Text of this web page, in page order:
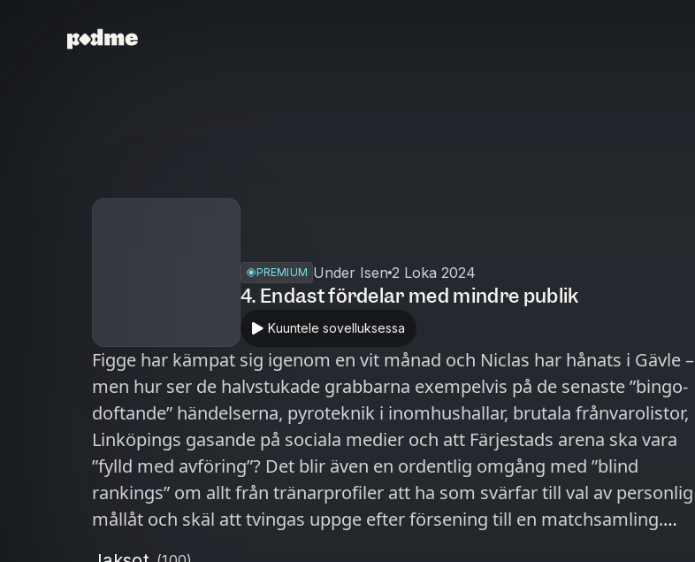
PREMIUM Under Isen 2 Loka 2024
4. Endast fördelar med mindre publik
Kuuntele sovelluksessa
Figge har kämpat sig igenom en vit månad och Niclas har hånats i Gävle –
men hur ser de halvstukade grabbarna exempelvis på de senaste ”bingo-
doftande” händelserna, pyroteknik i inomhushallar, brutala frånvarolistor,
Linköpings gasande på sociala medier och att Färjestads arena ska vara
”fylld med avföring”? Det blir även en ordentlig omgång med ”blind
rankings” om allt från tränarprofiler att ha som svärfar till val av personlig
mållåt och skäl att tvingas uppge efter försening till en matchsamling.